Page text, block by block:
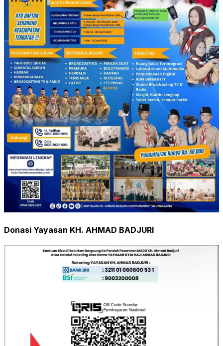
Donasi Yayasan KH. AHMAD BADJURI